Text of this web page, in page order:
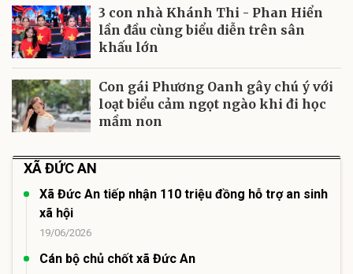
3 con nhà Khánh Thi - Phan Hiển
lần đầu cùng biểu diễn trên sân
khấu lớn
Con gái Phương Oanh gây chú ý với
loạt biểu cảm ngọt ngào khi đi học
mầm non
XÃ ĐỨC AN
Xã Đức An tiếp nhận 110 triệu đồng hỗ trợ an sinh
xã hội
19/06/2026
Cán bộ chủ chốt xã Đức An